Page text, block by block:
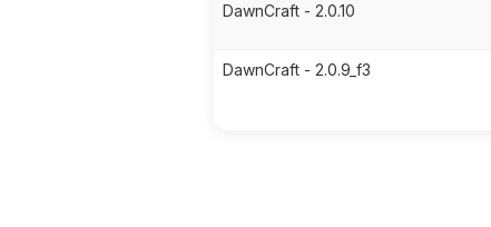
DawnCraft - 2.0.10
DawnCraft - 2.0.9_f3